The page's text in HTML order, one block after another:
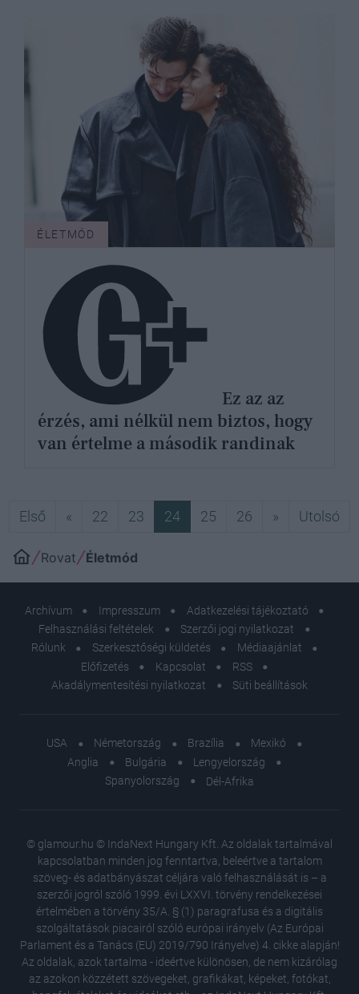
ÉLETMÓD
érzés, ami nélkül nem biztos, hogy
van értelme a második randinak
Első Első
« Előző
22 23 24 25 26 » Következő
Utolsó
Rovat Életmód
Archívum Impresszum
Adatkezelési tájékoztató
Felhasználási feltételek
Szerzői jogi nyilatkozat
Rólunk
Szerkesztőségi küldetés
Médiaajánlat
Előfizetés
Kapcsolat
RSS
Akadálymentesítési nyilatkozat
Süti beállítások
USA Németország Brazília
Mexikó
Anglia
Bulgária
Lengyelország
Spanyolország
Dél-Afrika
© glamour.hu © IndaNext Hungary Kft. Az oldalak tartalmával
kapcsolatban minden jog fenntartva, beleértve a tartalom
szöveg- és adatbányászat céljára való felhasználását is – a
szerzői jogról szóló 1999. évi LXXVI. törvény rendelkezései
értelmében a törvény 35/A. § (1) paragrafusa és a digitális
szolgáltatások piacairól szóló európai irányelv (Az Európai
Parlament és a Tanács (EU) 2019/790 Irányelve) 4. cikke alapján!
Az oldalak, azok tartalma - ideértve különösen, de nem kizárólag
az azokon közzétett szövegeket, grafikákat, képeket, fotókat,